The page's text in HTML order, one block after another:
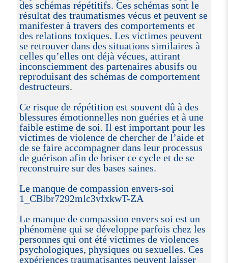
des schémas répétitifs. Ces schémas sont le
résultat des traumatismes vécus et peuvent se
manifester à travers des comportements et
des relations toxiques. Les victimes peuvent
se retrouver dans des situations similaires à
celles qu’elles ont déjà vécues, attirant
inconsciemment des partenaires abusifs ou
reproduisant des schémas de comportement
destructeurs.
Ce risque de répétition est souvent dû à des
blessures émotionnelles non guéries et à une
faible estime de soi. Il est important pour les
victimes de violence de chercher de l’aide et
de se faire accompagner dans leur processus
de guérison afin de briser ce cycle et de se
reconstruire sur des bases saines.
Le manque de compassion envers-soi
1_CBlbr7292mlc3vfxkwT-ZA
Le manque de compassion envers soi est un
phénomène qui se développe parfois chez les
personnes qui ont été victimes de violences
psychologiques, physiques ou sexuelles. Ces
expériences traumatisantes peuvent laisser